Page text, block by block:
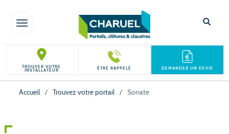
TOGGLE NAVIGATION
TROUVER VOTRE
INSTALLATEUR ÊTRE RAPPELÉ DEMANDER UN DEVIS
Accueil / Trouvez votre portail / Sonate